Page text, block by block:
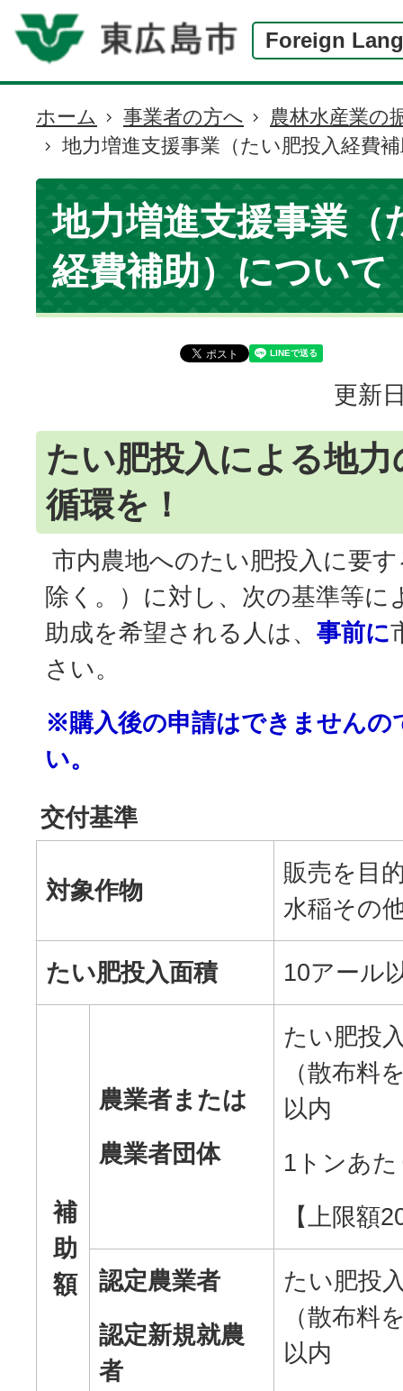
Foreign
現
在
の
位
置
ホーム 事業者の方へ
農林水産業の
地力増進支援事業（たい肥投入経費
地力増進支援事業（
経費補助）について
更新
たい肥投入による地
循環を！
市内農地へのたい肥投入に要
除く。）に対し、次の基準等に
助成を希望される人は、 事前に
さい。
※購入後の申請はできませんの
い。
交付基準
対象作物
販売を目
水稲その
たい肥投入面積 10アール
補
助
額
農業者または
農業者団体
たい肥投
（散布料
以内
1トンあ
【上限額
認定農業者
認定新規就農
者
たい肥投
（散布料
以内